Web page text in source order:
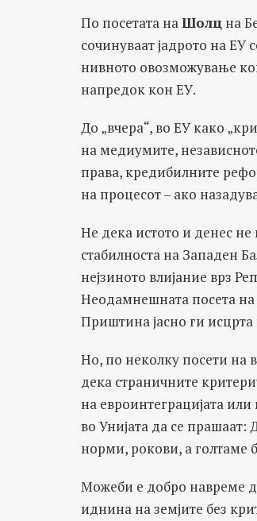
По посетата наШолц на
сочинуваат јадрото на ЕУ
нивното овозможување
напредок кон ЕУ.
До „вчера“, во ЕУ како
на медиумите,
права, кредибилните
на процесот – ако
Не дека истото и денес не
стабилноста на Западен
нејзиното влијание врз
Неодамнешната посета
Приштина јасно ги
Но, по неколку посети на
дека страничните
на евроинтеграцијата
во Унијата да се
норми, рокови, а голтаме
Можеби е добро навреме
иднина на земјите без